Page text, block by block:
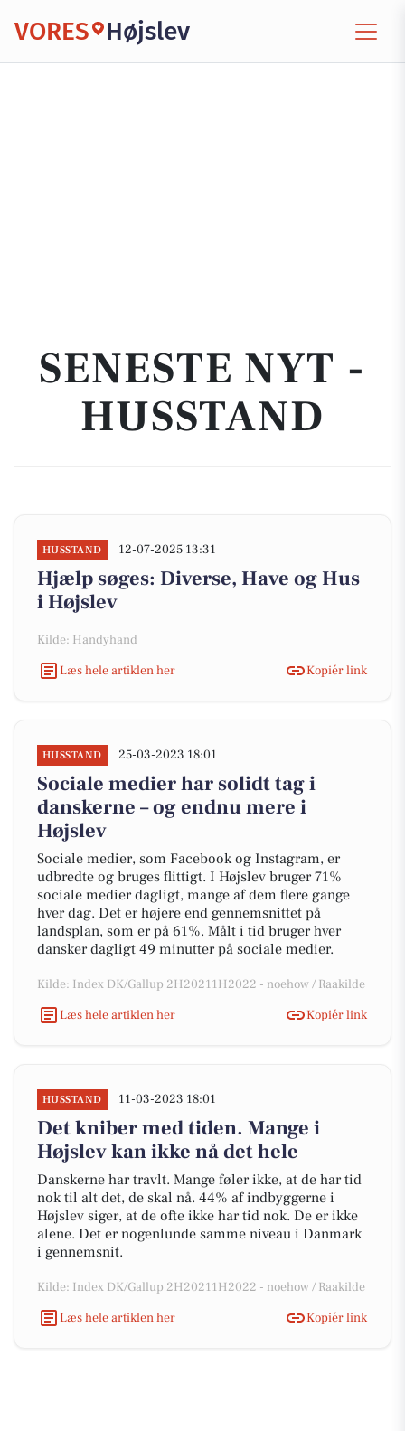
VORES Højslev
SENESTE NYT -
HUSSTAND
HUSSTAND 12-07-2025 13:31
Hjælp søges: Diverse, Have og Hus
i Højslev
Kilde: Handyhand
Læs hele artiklen her
Kopiér link
HUSSTAND 25-03-2023 18:01
Sociale medier har solidt tag i
danskerne – og endnu mere i
Højslev
Sociale medier, som Facebook og Instagram, er
udbredte og bruges flittigt. I Højslev bruger 71%
sociale medier dagligt, mange af dem flere gange
hver dag. Det er højere end gennemsnittet på
landsplan, som er på 61%. Målt i tid bruger hver
dansker dagligt 49 minutter på sociale medier.
Kilde: Index DK/Gallup 2H20211H2022 - noehow / Raakilde
Læs hele artiklen her
Kopiér link
HUSSTAND 11-03-2023 18:01
Det kniber med tiden. Mange i
Højslev kan ikke nå det hele
Danskerne har travlt. Mange føler ikke, at de har tid
nok til alt det, de skal nå. 44% af indbyggerne i
Højslev siger, at de ofte ikke har tid nok. De er ikke
alene. Det er nogenlunde samme niveau i Danmark
i gennemsnit.
Kilde: Index DK/Gallup 2H20211H2022 - noehow / Raakilde
Læs hele artiklen her
Kopiér link